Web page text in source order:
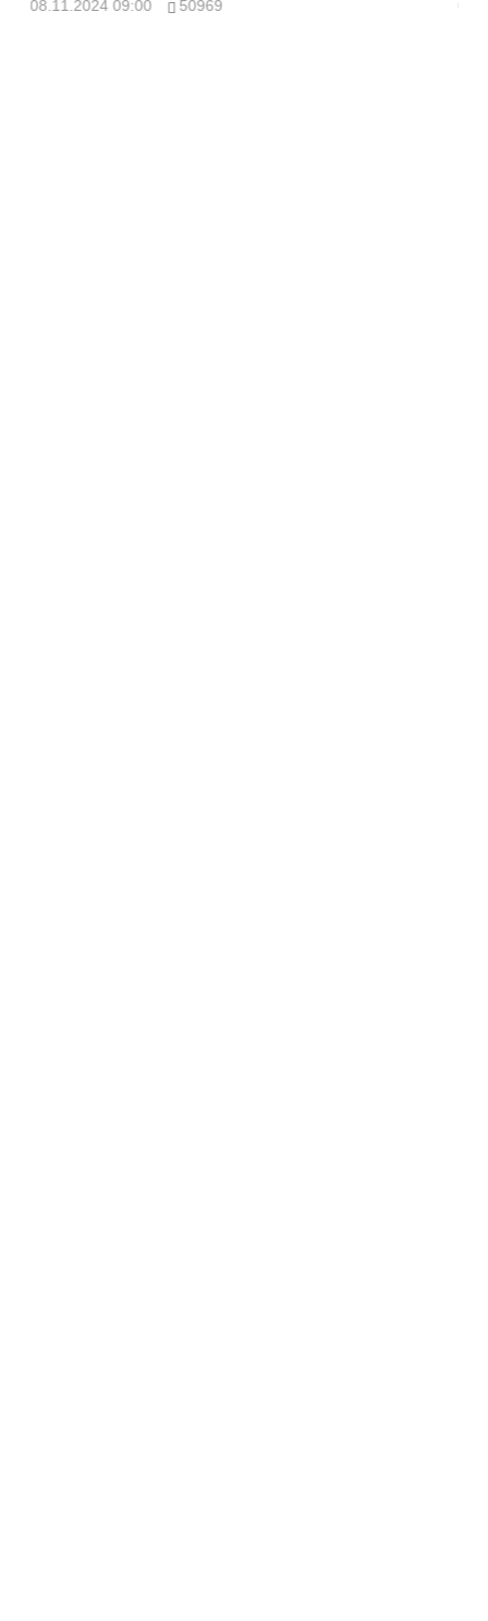
08.11.2024 09:00 50969